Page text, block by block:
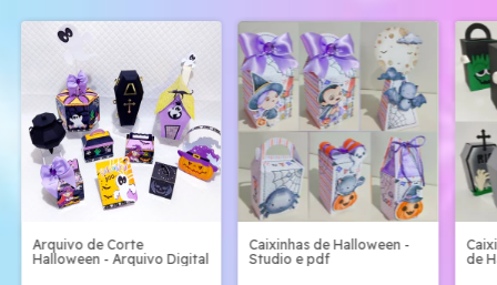
Arquivo de Corte
Halloween - Arquivo Digital
Caixinhas de Halloween -
Studio e pdf
de